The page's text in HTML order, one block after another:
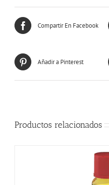
Compartir En Facebook
Añadir a Pinterest
Productos relacionados